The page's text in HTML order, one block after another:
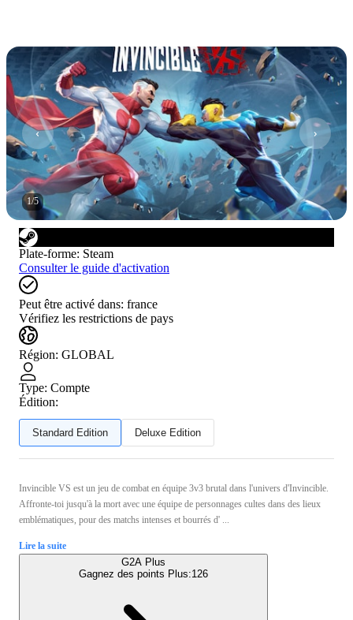
1/5
Plate-forme: Steam
Consulter le guide d'activation
Peut être activé dans: france
Vérifiez les restrictions de pays
Région: GLOBAL
Type: Compte
Édition:
Standard Edition Deluxe Edition
Invincible VS est un jeu de combat en équipe 3v3 brutal dans l'univers d'Invincible.
Affronte-toi jusqu'à la mort avec une équipe de personnages cultes dans des lieux
emblématiques, pour des matchs intenses et bourrés d' ...
Lire la suite
G2A Plus
Gagnez des points Plus:126